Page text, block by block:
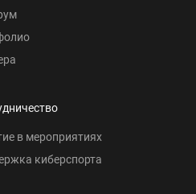
в мероприятиях
киберспорта